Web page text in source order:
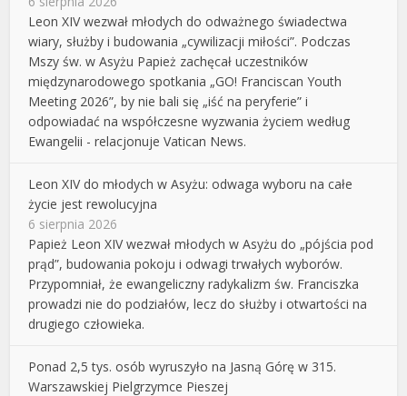
Leon XIV wezwał młodych do odważnego świadectwa
wiary, służby i budowania „cywilizacji miłości”. Podczas
Mszy św. w Asyżu Papież zachęcał uczestników
międzynarodowego spotkania „GO! Franciscan Youth
Meeting 2026”, by nie bali się „iść na peryferie” i
odpowiadać na współczesne wyzwania życiem według
Ewangelii - relacjonuje Vatican News.
Leon XIV do młodych w Asyżu: odwaga wyboru na całe
życie jest rewolucyjna
6 sierpnia 2026
Papież Leon XIV wezwał młodych w Asyżu do „pójścia pod
prąd”, budowania pokoju i odwagi trwałych wyborów.
Przypomniał, że ewangeliczny radykalizm św. Franciszka
prowadzi nie do podziałów, lecz do służby i otwartości na
drugiego człowieka.
Ponad 2,5 tys. osób wyruszyło na Jasną Górę w 315.
Warszawskiej Pielgrzymce Pieszej